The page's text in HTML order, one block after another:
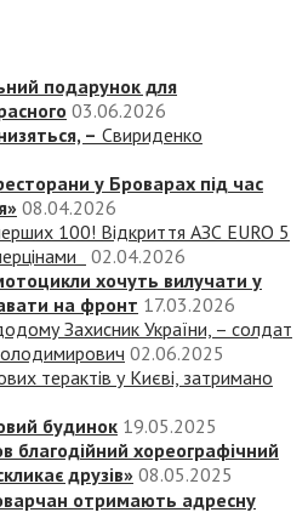
подарунок для
03.06.2026
– Свириденко
у Броварах під час
08.04.2026
100! Відкриття АЗС EURO 5
02.04.2026
хочуть вилучати у
на фронт 17.03.2026
Захисник України, – солдат
02.06.2025
терактів у Києві, затримано
будинок 19.05.2025
благодійний хореографічний
друзів» 08.05.2025
отримають адресну